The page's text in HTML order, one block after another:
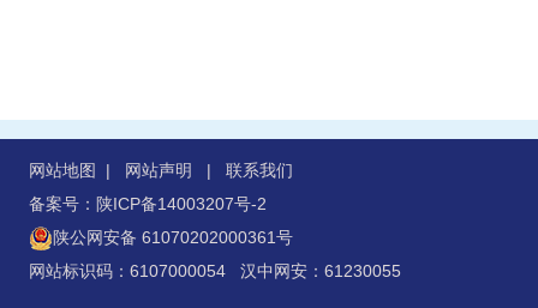
网站地图 | 网站声明 | 联系我们
备案号：陕ICP备14003207号-2
陕公网安备 61070202000361号
网站标识码：6107000054 汉中网安：61230055